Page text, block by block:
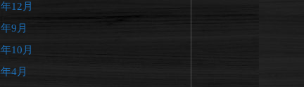
12月
9月
10月
4月